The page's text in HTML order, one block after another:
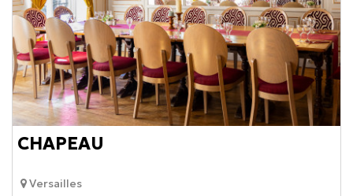
CHAPEAU
Versailles